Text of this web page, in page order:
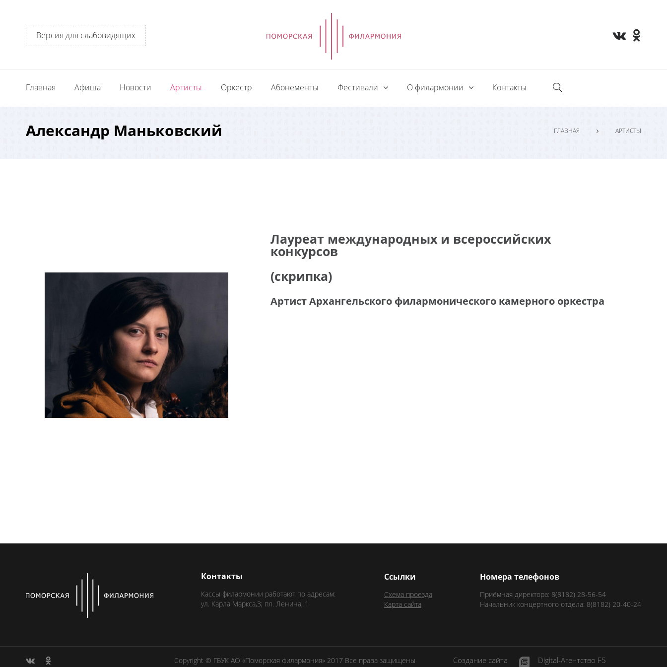
Версия для слабовидящих
Главная Афиша Новости Артисты Оркестр Абонементы Фестивали О филармонии Контакты
Александр Маньковский ГЛАВНАЯ АРТИСТЫ
Лауреат международных и всероссийских
конкурсов
(скрипка)
Артист Архангельского филармонического камерного оркестра
Контакты
Кассы филармонии работают по адресам:
ул. Карла Маркса,3; пл. Ленина, 1
Номера телефонов
Приёмная директора: 8(8182) 28-56-54
Начальник концертного отдела: 8(8182) 20-40-24
Ссылки
Схема проезда
Карта сайта
Copyright © ГБУК АО «Поморская филармония» 2017 Все права защищены Создание сайта Digital-Агентство F5